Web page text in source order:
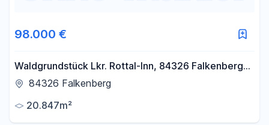
98.000 €
Waldgrundstück Lkr. Rottal-Inn, 84326 Falkenberg
zu verkaufen
84326 Falkenberg
20.847m²